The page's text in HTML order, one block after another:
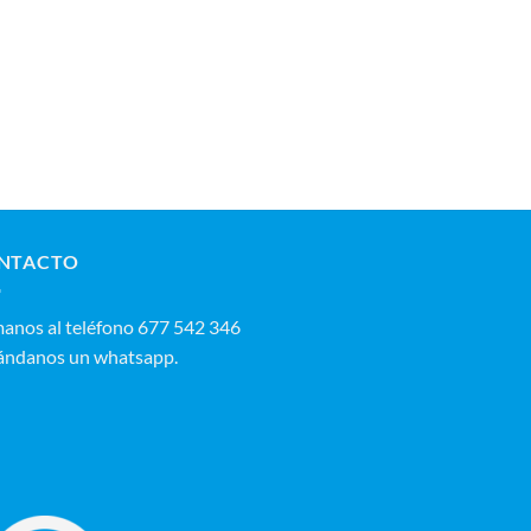
al teléfono 677 542 346‬
un whatsapp.